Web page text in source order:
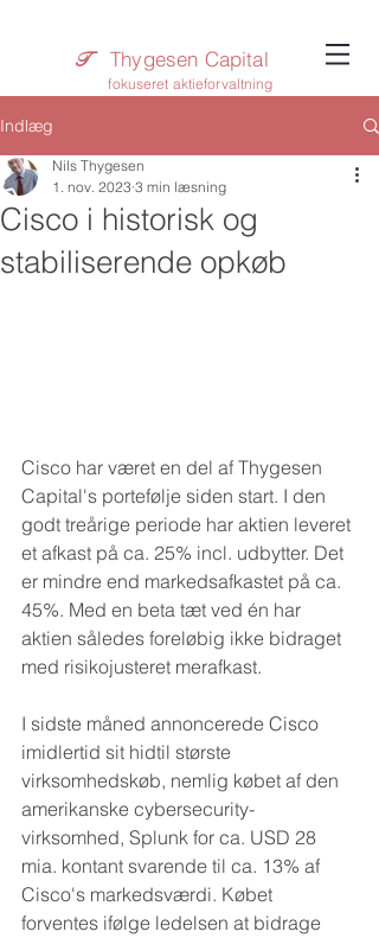
T​ Thygesen Capital
fokuseret aktieforvaltning
Indlæg
Cisco i historisk og
stabiliserende opkøb
Nils Thygesen
1. nov. 2023 3 min læsning
Cisco har været en del af Thygesen
Capital's portefølje siden start. I den
godt treårige periode har aktien leveret
et afkast på ca. 25% incl. udbytter. Det
er mindre end markedsafkastet på ca.
45%. Med en beta tæt ved én har
aktien således foreløbig ikke bidraget
med risikojusteret merafkast.
I sidste måned annoncerede Cisco
imidlertid sit hidtil største
virksomhedskøb, nemlig købet af den
amerikanske cybersecurity-
virksomhed, Splunk for ca. USD 28
mia. kontant svarende til ca. 13% af
Cisco's markedsværdi. Købet
forventes ifølge ledelsen at bidrage